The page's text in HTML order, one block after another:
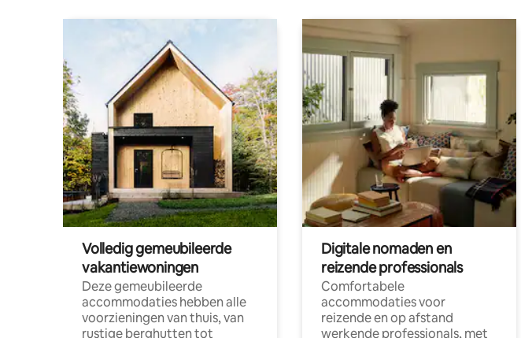
Volledig gemeubileerde
vakantiewoningen
Deze gemeubileerde
accommodaties hebben alle
voorzieningen van thuis, van
rustige berghutten tot
Digitale nomaden en
reizende professionals
Comfortabele
accommodaties voor
reizende en op afstand
werkende professionals, met